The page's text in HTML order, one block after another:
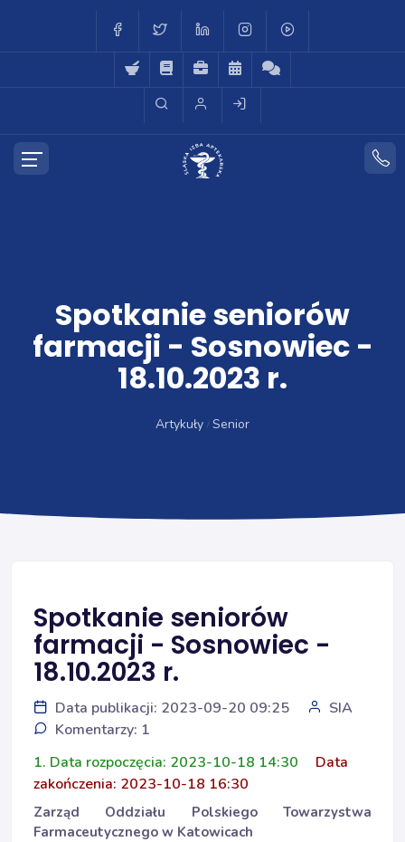
Spotkanie seniorów
farmacji - Sosnowiec -
18.10.2023 r.
Artykuły Senior
Spotkanie seniorów
farmacji - Sosnowiec -
18.10.2023 r.
Data publikacji: 2023-09-20 09:25
SIA
Komentarzy: 1
1. Data rozpoczęcia: 2023-10-18 14:30
Data
zakończenia: 2023-10-18 16:30
Zarząd Oddziału Polskiego Towarzystwa
Farmaceutycznego w Katowicach